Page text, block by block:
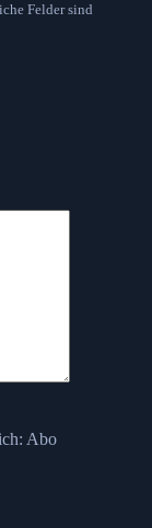
Felder sind
Abo